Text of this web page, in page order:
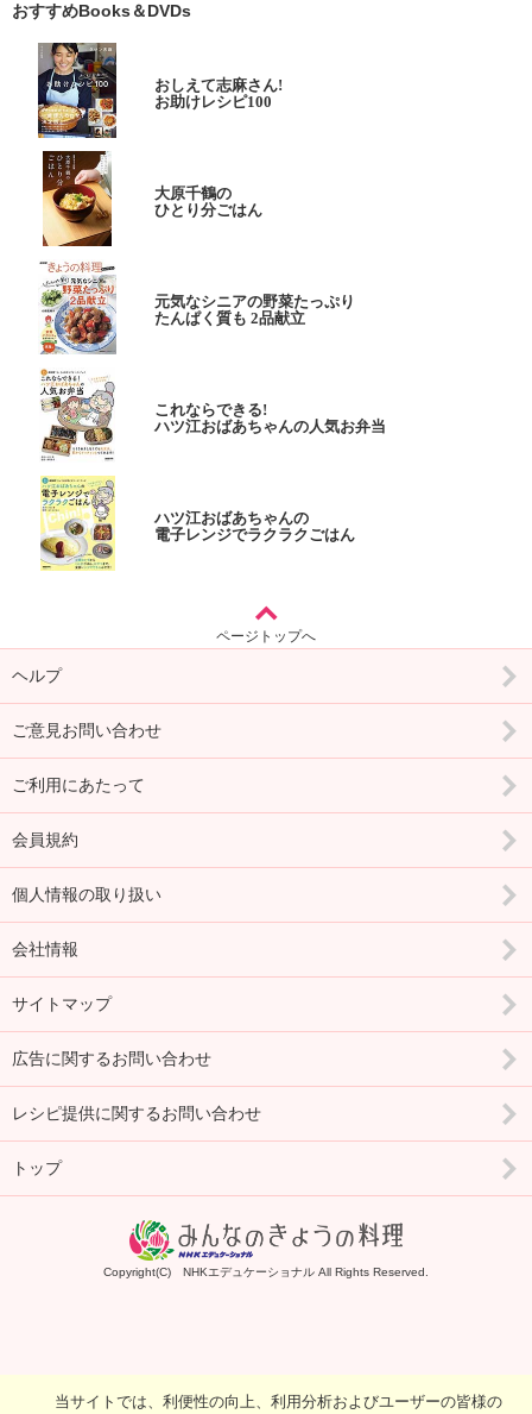
おすすめBooks＆DVDs
おしえて志麻さん!
お助けレシピ100
大原千鶴の
ひとり分ごはん
元気なシニアの野菜たっぷり
たんぱく質も 2品献立
これならできる!
ハツ江おばあちゃんの人気お弁当
ハツ江おばあちゃんの
電子レンジでラクラクごはん
ページトップへ
ヘルプ
ご意見お問い合わせ
ご利用にあたって
会員規約
個人情報の取り扱い
会社情報
サイトマップ
広告に関するお問い合わせ
レシピ提供に関するお問い合わせ
トップ
Copyright(C) NHKエデュケーショナル All Rights Reserved.
当サイトでは、利便性の向上、利用分析およびユーザーの皆様の